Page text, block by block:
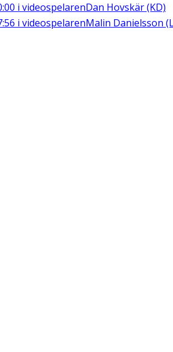
i videospelarenDan Hovskär (KD)
i videospelarenMalin Danielsson